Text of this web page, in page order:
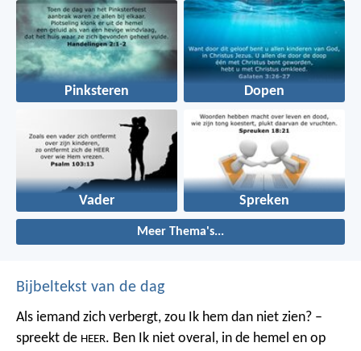
Pinksteren Dopen
Vader Spreken
Meer Thema's...
Bijbeltekst van de dag
Als iemand zich verbergt, zou Ik hem dan niet zien? –
spreekt de HEER. Ben Ik niet overal, in de hemel en op